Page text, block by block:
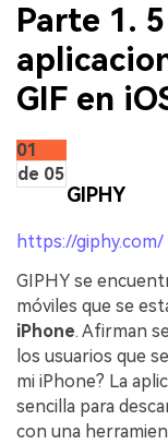
Parte 1.
GIF en
01
de 05
GIPHY
https://giphy.com/
GIPHY se
móviles que se
iPhone. Afirman
los usuarios que
mi iPhone? La
sencilla para
con una